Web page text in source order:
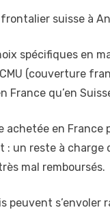
suisse à
spécifiques en
(couverture
qu’en
en
: un reste à
mal remboursés.
s’envoler